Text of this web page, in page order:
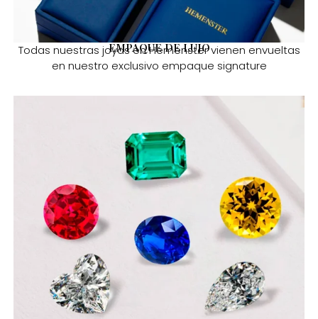
EMPAQUE DE LUJO
Todas nuestras joyas en Hemenster vienen envueltas
en nuestro exclusivo empaque signature